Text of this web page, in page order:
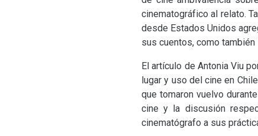
cinematográfico al relato.
desde Estados Unidos
sus cuentos, como
El artículo de Antonia Viu
lugar y uso del cine en
que tomaron vuelvo
cine y la discusión
cinematógrafo a sus